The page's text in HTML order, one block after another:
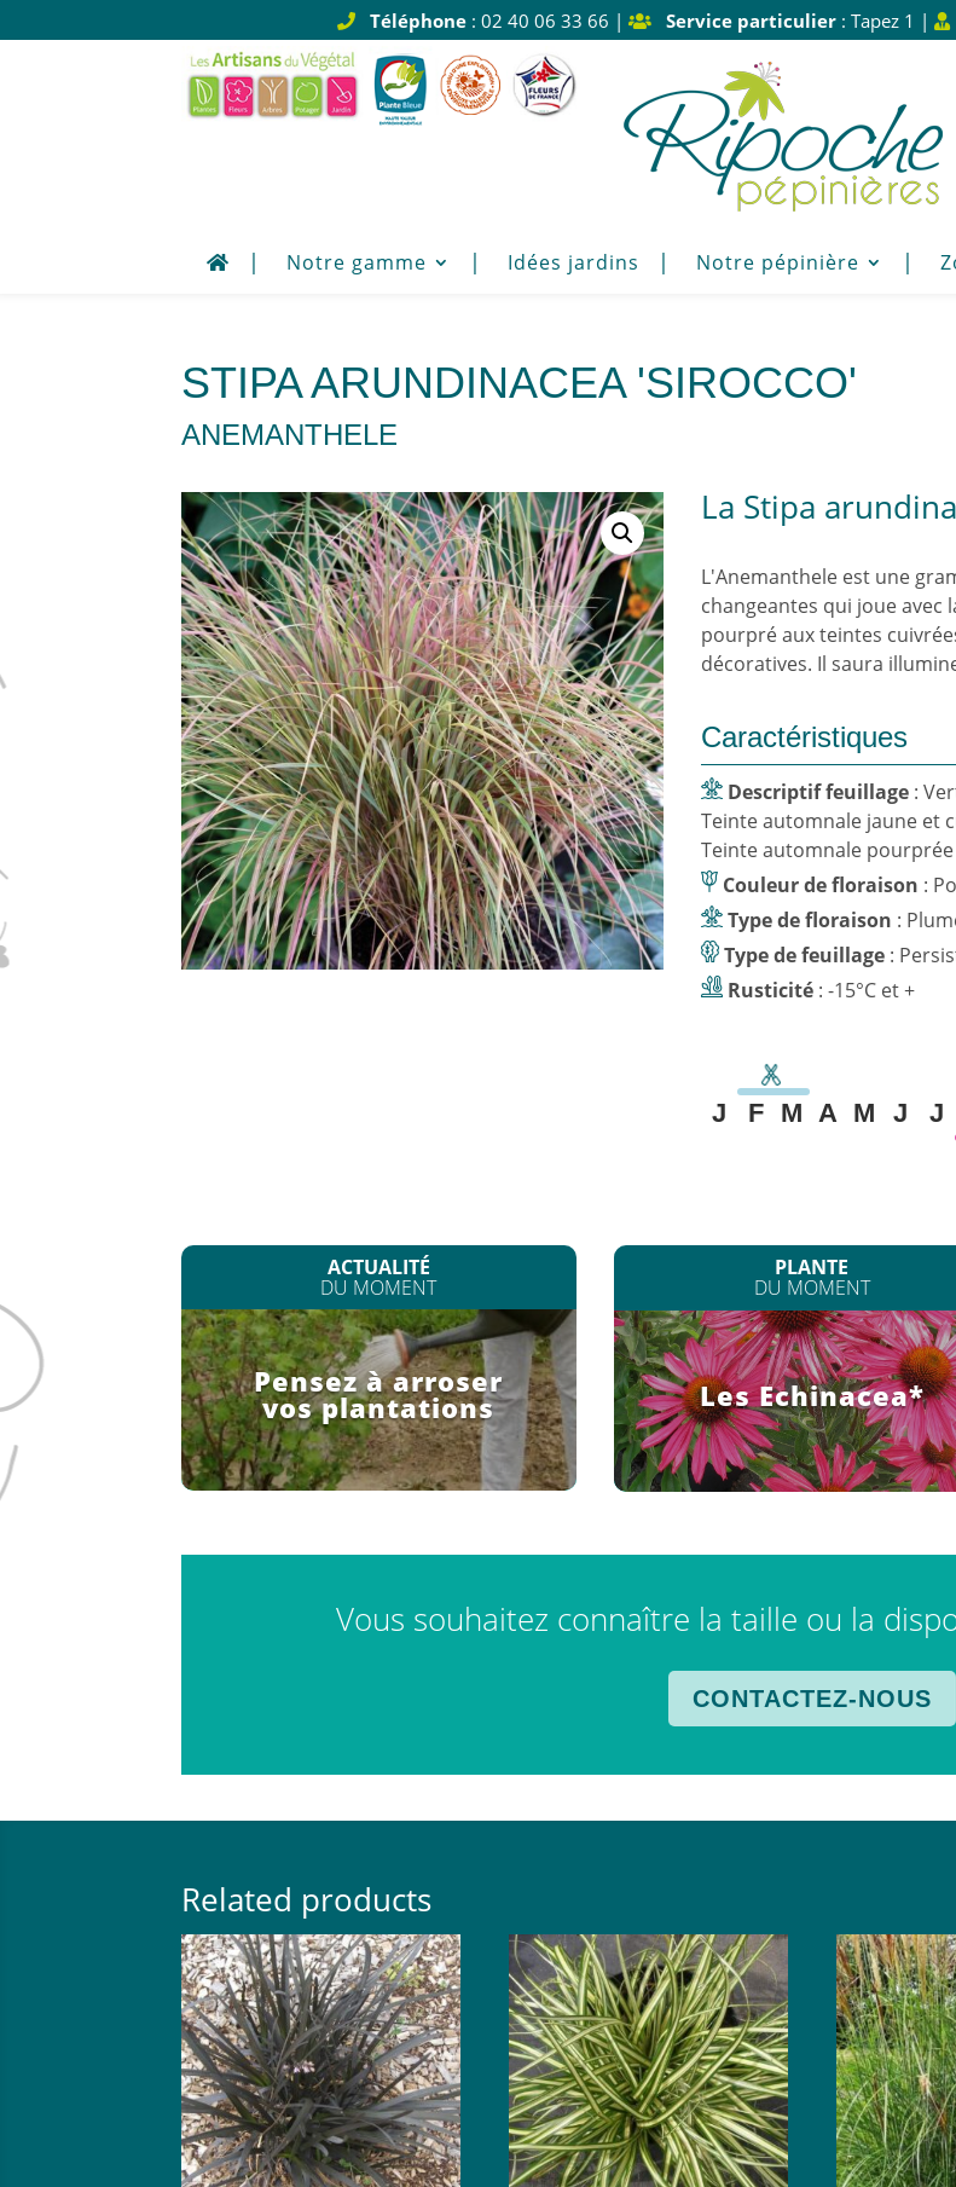
Téléphone: 02 40 06 33 66 | Service particulier: Tapez 1 |
Notre gamme Idées jardins Notre pépinière
STIPA ARUNDINACEA 'SIROCCO'
ANEMANTHELE
La Stipa
L'Anemanthele est une
changeantes qui joue avec
pourpré aux teintes
décoratives. Il saura
Caractéristiques
Descriptif feuillage : Vert pourpré,
Teinte automnale jaune et
Teinte automnale pourprée
Couleur de floraison
:
Type de floraison
:
Type de feuillage :
Rusticité : -15°C et +
J F M A M J J
ACTUALITÉ
DU MOMENT
Pensez à arroser
vos plantations
PLANTE
DU MOMENT
Les Echinacea*
Vous souhaitez connaître la taille ou la
CONTACTEZ-NOUS
Related products